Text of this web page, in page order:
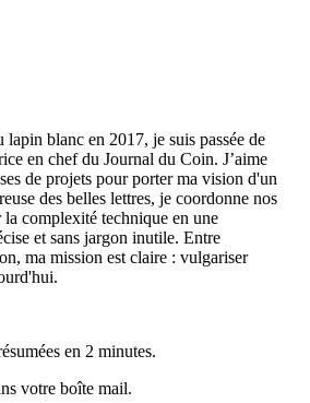
lapin blanc en 2017, je suis passée de
en chef du Journal du Coin. J’aime
de projets pour porter ma vision d'un
des belles lettres, je coordonne nos
complexité technique en une
et sans jargon inutile. Entre
ma mission est claire : vulgariser
en 2 minutes.
votre boîte mail.